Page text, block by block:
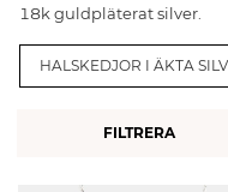
18k guldpläterat silver.
HALSKEDJOR I ÄKTA
FILTRERA